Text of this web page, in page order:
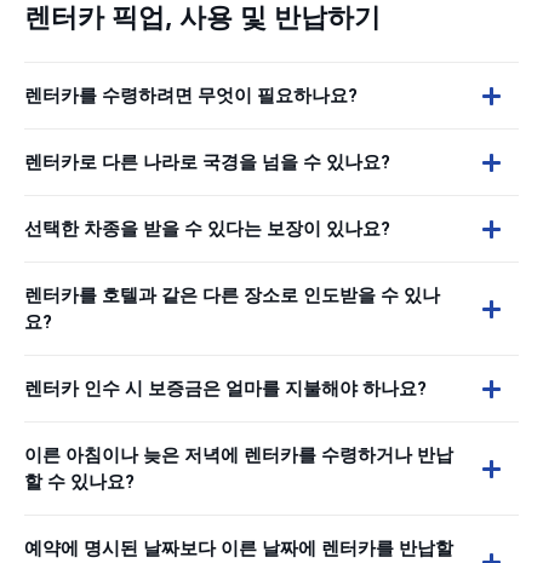
렌터카 픽업, 사용 및 반납하기
렌터카를 수령하려면 무엇이 필요하나요?
렌터카로 다른 나라로 국경을 넘을 수 있나요?
선택한 차종을 받을 수 있다는 보장이 있나요?
렌터카를 호텔과 같은 다른 장소로 인도받을 수 있나
요?
렌터카 인수 시 보증금은 얼마를 지불해야 하나요?
이른 아침이나 늦은 저녁에 렌터카를 수령하거나 반납
할 수 있나요?
예약에 명시된 날짜보다 이른 날짜에 렌터카를 반납할